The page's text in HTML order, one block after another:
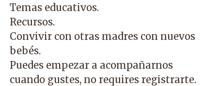
Temas educativos.
Recursos.
Convivir con otras madres con nuevos
bebés.
Puedes empezar a acompañarnos
cuando gustes, no requires registrarte.